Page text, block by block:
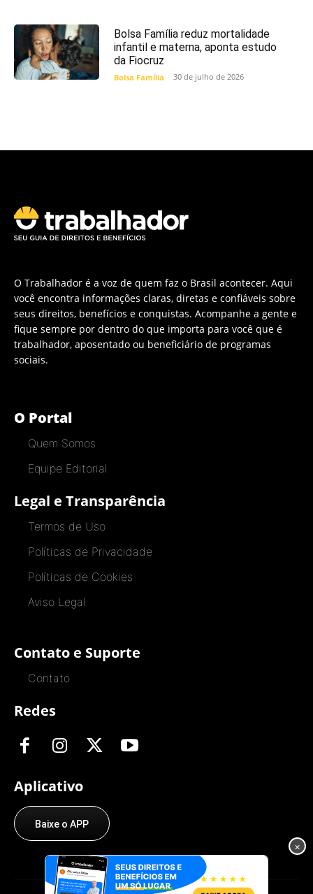
Bolsa Família reduz mortalidade
infantil e materna, aponta estudo
da Fiocruz
Bolsa Família 30 de julho de 2026
O Trabalhador é a voz de quem faz o Brasil acontecer. Aqui
você encontra informações claras, diretas e confiáveis sobre
seus direitos, benefícios e conquistas. Acompanhe a gente e
fique sempre por dentro do que importa para você que é
trabalhador, aposentado ou beneficiário de programas
sociais.
O Portal
Quem Somos
Equipe Editorial
Legal e Transparência
Termos de Uso
Políticas de Privacidade
Políticas de Cookies
Aviso Legal
Contato e Suporte
Contato
Redes
Aplicativo
Baixe o APP
×